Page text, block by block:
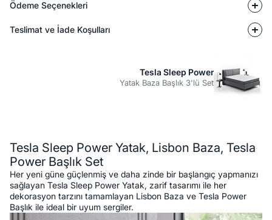
Ödeme Seçenekleri
Teslimat ve İade Koşulları
Tesla Sleep Power
Yatak Baza Başlık 3'lü Set
Tesla Sleep Power Yatak, Lisbon Baza, Tesla
Power Başlık Set
Her yeni güne güçlenmiş ve daha zinde bir başlangıç yapmanızı
sağlayan Tesla Sleep Power Yatak, zarif tasarımı ile her
dekorasyon tarzını tamamlayan Lisbon Baza ve Tesla Power
Başlık ile ideal bir uyum sergiler.